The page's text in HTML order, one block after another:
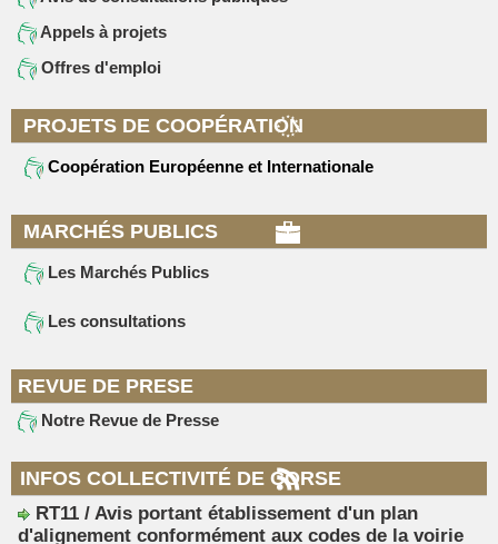
Appels à projets
Offres d'emploi
PROJETS DE COOPÉRATION
Coopération Européenne et Internationale
MARCHÉS PUBLICS
Les Marchés Publics
Les consultations
REVUE DE PRESE
Notre Revue de Presse
INFOS COLLECTIVITÉ DE CORSE
RT11 / Avis portant établissement d'un plan
d'alignement conformément aux codes de la voirie